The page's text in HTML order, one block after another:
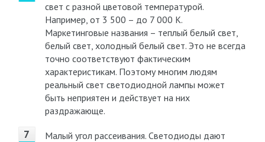
свет с разной цветовой температурой.
Например, от 3 500 – до 7 000 К.
Маркетинговые названия – теплый белый свет,
белый свет, холодный белый свет. Это не всегда
точно соответствуют фактическим
характеристикам. Поэтому многим людям
реальный свет светодиодной лампы может
быть неприятен и действует на них
раздражающе.
Малый угол рассеивания. Светодиоды дают